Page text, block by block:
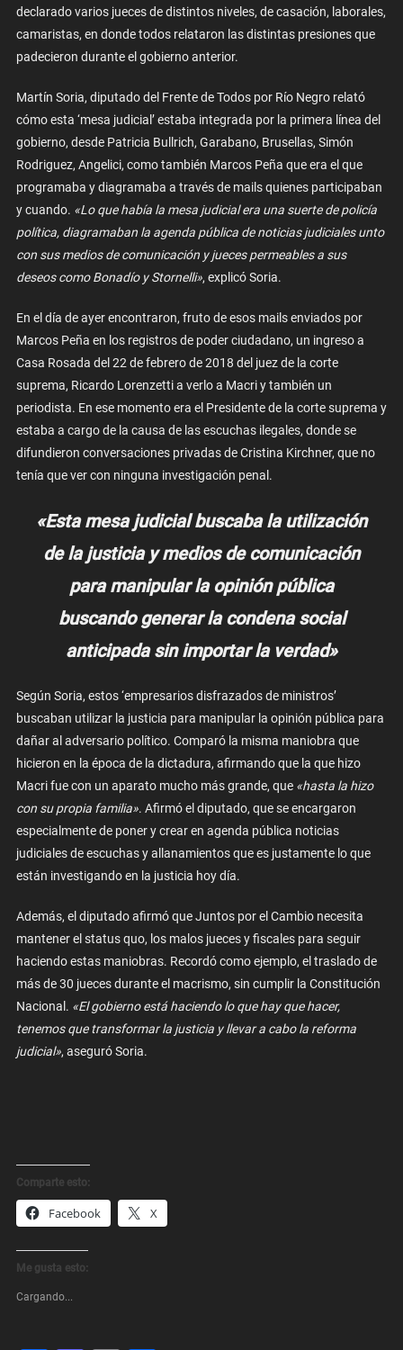
declarado varios jueces de distintos niveles, de casación, laborales,
camaristas, en donde todos relataron las distintas presiones que
padecieron durante el gobierno anterior.
Martín Soria, diputado del Frente de Todos por Río Negro relató
cómo esta ‘mesa judicial’ estaba integrada por la primera línea del
gobierno, desde Patricia Bullrich, Garabano, Brusellas, Simón
Rodriguez, Angelici, como también Marcos Peña que era el que
programaba y diagramaba a través de mails quienes participaban
y cuando. «Lo que había la mesa judicial era una suerte de policía
política, diagramaban la agenda pública de noticias judiciales unto
con sus medios de comunicación y jueces permeables a sus
deseos como Bonadío y Stornelli», explicó Soria.
En el día de ayer encontraron, fruto de esos mails enviados por
Marcos Peña en los registros de poder ciudadano, un ingreso a
Casa Rosada del 22 de febrero de 2018 del juez de la corte
suprema, Ricardo Lorenzetti a verlo a Macri y también un
periodista. En ese momento era el Presidente de la corte suprema y
estaba a cargo de la causa de las escuchas ilegales, donde se
difundieron conversaciones privadas de Cristina Kirchner, que no
tenía que ver con ninguna investigación penal.
«Esta mesa judicial buscaba la utilización
de la justicia y medios de comunicación
para manipular la opinión pública
buscando generar la condena social
anticipada sin importar la verdad»
Según Soria, estos ‘empresarios disfrazados de ministros’
buscaban utilizar la justicia para manipular la opinión pública para
dañar al adversario político. Comparó la misma maniobra que
hicieron en la época de la dictadura, afirmando que la que hizo
Macri fue con un aparato mucho más grande, que «hasta la hizo
con su propia familia». Afirmó el diputado, que se encargaron
especialmente de poner y crear en agenda pública noticias
judiciales de escuchas y allanamientos que es justamente lo que
están investigando en la justicia hoy día.
Además, el diputado afirmó que Juntos por el Cambio necesita
mantener el status quo, los malos jueces y fiscales para seguir
haciendo estas maniobras. Recordó como ejemplo, el traslado de
más de 30 jueces durante el macrismo, sin cumplir la Constitución
Nacional. «El gobierno está haciendo lo que hay que hacer,
tenemos que transformar la justicia y llevar a cabo la reforma
judicial», aseguró Soria.
Comparte esto:
Facebook X
Me gusta esto:
Cargando...